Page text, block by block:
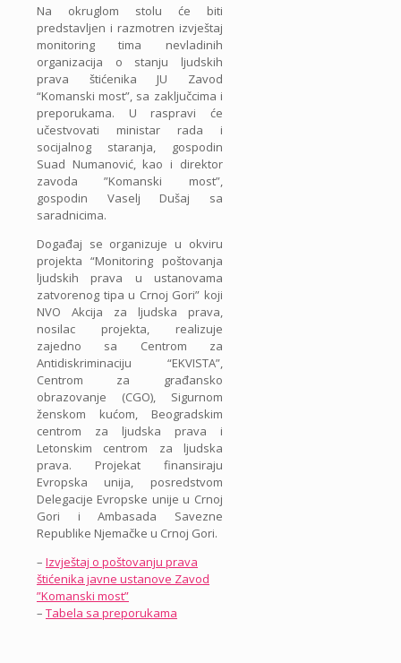
Na okruglom stolu će biti
predstavljen i razmotren izvještaj
monitoring tima nevladinih
organizacija o stanju ljudskih
prava štićenika JU Zavod
“Komanski most”, sa zaključcima i
preporukama. U raspravi će
učestvovati ministar rada i
socijalnog staranja, gospodin
Suad Numanović, kao i direktor
zavoda ”Komanski most”,
gospodin Vaselj Dušaj sa
saradnicima.
Događaj se organizuje u okviru
projekta “Monitoring poštovanja
ljudskih prava u ustanovama
zatvorenog tipa u Crnoj Gori” koji
NVO Akcija za ljudska prava,
nosilac projekta, realizuje
zajedno sa Centrom za
Antidiskriminaciju “EKVISTA”,
Centrom za građansko
obrazovanje (CGO), Sigurnom
ženskom kućom, Beogradskim
centrom za ljudska prava i
Letonskim centrom za ljudska
prava. Projekat finansiraju
Evropska unija, posredstvom
Delegacije Evropske unije u Crnoj
Gori i Ambasada Savezne
Republike Njemačke u Crnoj Gori.
– Izvještaj o poštovanju prava
štićenika javne ustanove Zavod
”Komanski most”
– Tabela sa preporukama